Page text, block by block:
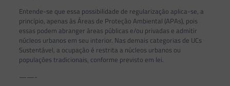
Entende-se que essa possibilidade de regularização aplica-se, a
princípio, apenas às Áreas de Proteção Ambiental (APAs), pois
essas podem abranger áreas públicas e/ou privadas e admitir
núcleos urbanos em seu interior. Nas demais categorias de UCs
Sustentável, a ocupação é restrita a núcleos urbanos ou
populações tradicionais, conforme previsto em lei.
——-